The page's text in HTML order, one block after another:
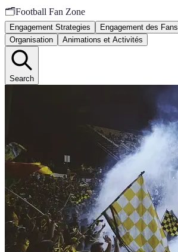
🗂️Football Fan Zone
Engagement Strategies Engagement des Fans
Organisation
Animations et Activités
Search